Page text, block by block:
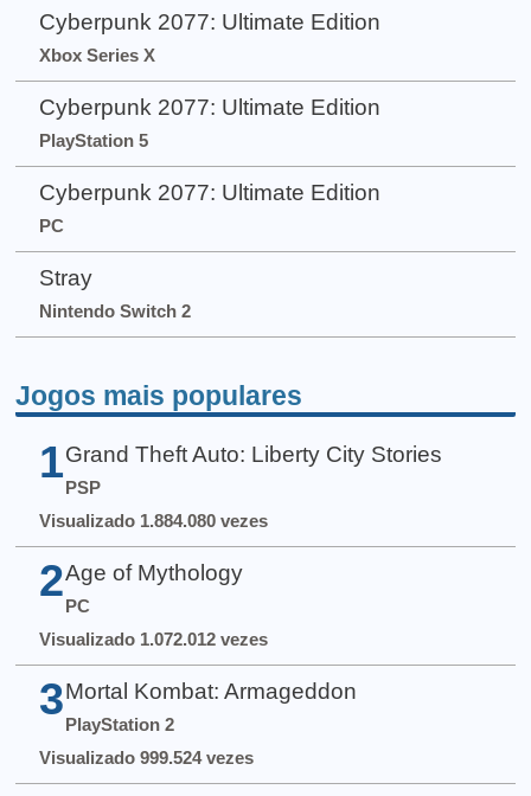
Cyberpunk 2077: Ultimate Edition
Xbox Series X
Cyberpunk 2077: Ultimate Edition
PlayStation 5
Cyberpunk 2077: Ultimate Edition
PC
Stray
Nintendo Switch 2
Jogos mais populares
1 Grand Theft Auto: Liberty City Stories
PSP
Visualizado 1.884.080 vezes
2 Age of Mythology
PC
Visualizado 1.072.012 vezes
3 Mortal Kombat: Armageddon
PlayStation 2
Visualizado 999.524 vezes